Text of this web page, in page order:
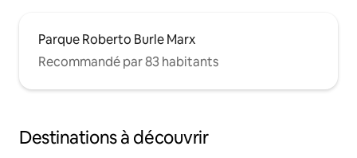
Parque Roberto Burle Marx
Recommandé par 83 habitants
Destinations à découvrir